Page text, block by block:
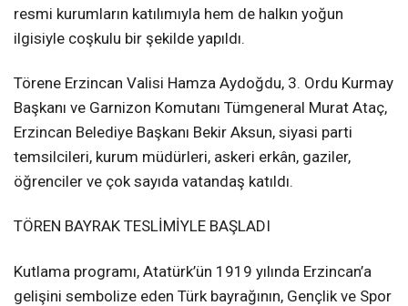
resmi kurumların katılımıyla hem de halkın yoğun
ilgisiyle coşkulu bir şekilde yapıldı.
Törene Erzincan Valisi Hamza Aydoğdu, 3. Ordu Kurmay
Başkanı ve Garnizon Komutanı Tümgeneral Murat Ataç,
Erzincan Belediye Başkanı Bekir Aksun, siyasi parti
temsilcileri, kurum müdürleri, askeri erkân, gaziler,
öğrenciler ve çok sayıda vatandaş katıldı.
TÖREN BAYRAK TESLİMİYLE BAŞLADI
Kutlama programı, Atatürk’ün 1919 yılında Erzincan’a
gelişini sembolize eden Türk bayrağının, Gençlik ve Spor